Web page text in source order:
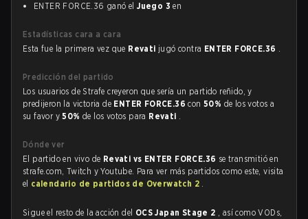
ENTER FORCE.36 ganó elJuego 3 en
Estadísticas cara a cara
Esta fue la primera vez que Revati jugó contra ENTER FORCE.36 .
Predicción del partido
Los usuarios de Strafe creyeron que sería un partido reñido, y
predijeron la victoria de ENTER FORCE.36con50% de los votos a
su favor y50%de los votos para Revati .
Dónde ver
El partido en vivo de Revati vs ENTER FORCE.36 se transmitió en
strafe.com, Twitch y Youtube. Para ver más partidos como este, visita
el calendario de partidos de Overwatch 2 .
Sigue el resto de la acción del OCS Japan Stage 2 , así como VODs,